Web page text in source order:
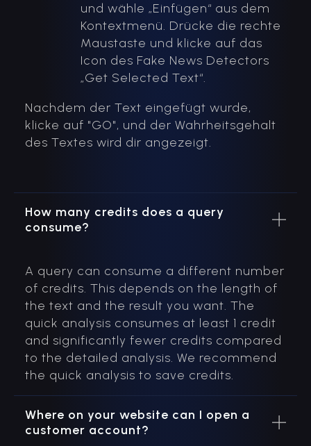
und wähle „Einfügen“ aus dem
Kontextmenü. Drücke die rechte
Maustaste und klicke auf das
Icon des Fake News Detectors
„Get Selected Text“.
Nachdem der Text eingefügt wurde,
klicke auf "GO", und der Wahrheitsgehalt
des Textes wird dir angezeigt.
How many credits does a query
consume?
A query can consume a different number
of credits. This depends on the length of
the text and the result you want. The
quick analysis consumes at least 1 credit
and significantly fewer credits compared
to the detailed analysis. We recommend
the quick analysis to save credits.
Where on your website can I open a
customer account?